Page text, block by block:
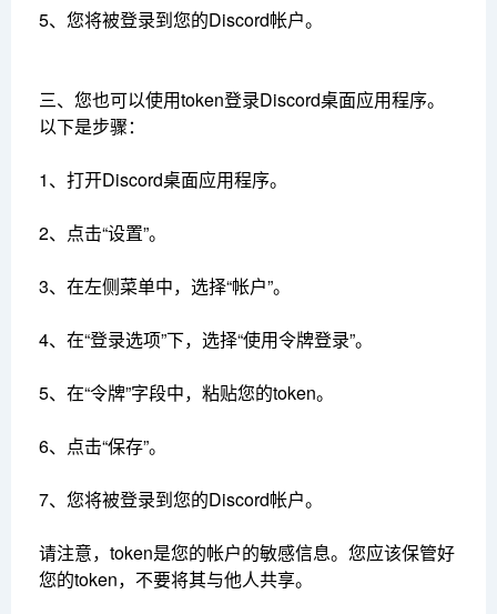
5、您将被登录到您的Discord帐户。
三、您也可以使用token登录Discord桌面应用程序。
以下是步骤：
1、打开Discord桌面应用程序。
2、点击“设置”。
3、在左侧菜单中，选择“帐户”。
4、在“登录选项”下，选择“使用令牌登录”。
5、在“令牌”字段中，粘贴您的token。
6、点击“保存”。
7、您将被登录到您的Discord帐户。
请注意，token是您的帐户的敏感信息。您应该保管好
您的token，不要将其与他人共享。